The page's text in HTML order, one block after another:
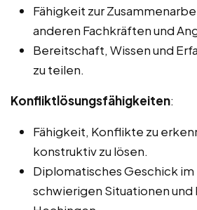
Fähigkeit zur
anderen Fachkräften und
Bereitschaft, Wissen und
zu teilen.
Konfliktlösungsfähigkeiten:
Fähigkeit, Konflikte zu
konstruktiv zu lösen.
Diplomatisches Geschick
schwierigen Situationen und